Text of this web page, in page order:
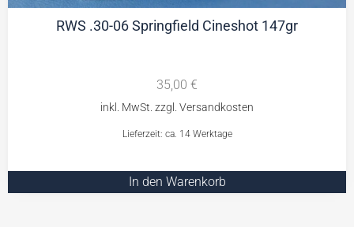
RWS .30-06 Springfield Cineshot 147gr
35,00 €
Lieferzeit: ca. 14 Werktage
In den Warenkorb